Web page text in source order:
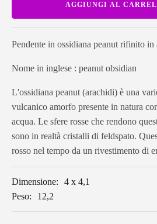
ossidiana
peanut
quantità
AGGIUNGI AL
Pendente in ossidiana peanut rifinito in
Nome in inglese : peanut obsidian
L'ossidiana peanut (arachidi) è una
vulcanico amorfo presente in natura
acqua. Le sfere rosse che rendono
sono in realtà cristalli di feldspato.
rosso nel tempo da un rivestimento di
Dimensione:
4 x 4,1
Peso:
12,2